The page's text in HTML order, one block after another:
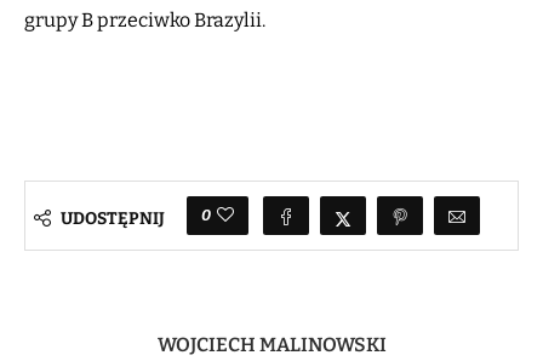
grupy B przeciwko Brazylii.
UDOSTĘPNIJ 0
WOJCIECH MALINOWSKI